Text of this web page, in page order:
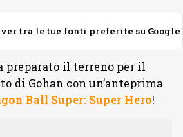
tra le tue fonti preferite su Google
preparato il terreno per il
di Gohan con un’anteprima
Ball Super: Super Hero!